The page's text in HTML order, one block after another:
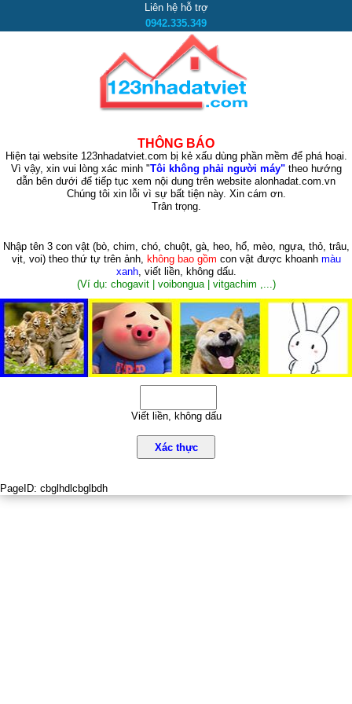
Liên hệ hỗ trợ
0942.335.349
THÔNG BÁO
Hiện tại website 123nhadatviet.com bị kẻ xấu dùng phần mềm để phá hoại.
Vì vậy, xin vui lòng xác minh "Tôi không phải người máy"theo hướng
dẫn bên dưới để tiếp tục xem nội dung trên website alonhadat.com.vn
Chúng tôi xin lỗi vì sự bất tiện này. Xin cám ơn.
Trân trọng.
Nhập tên 3 con vật (bò, chim, chó, chuột, gà, heo, hổ, mèo, ngựa, thỏ, trâu,
vịt, voi)theo thứ tự trên ảnh, không bao gồm con vật được khoanh màu
xanh, viết liền, không dấu.
(Ví dụ: chogavit | voibongua | vitgachim ,...)
Viết liền, không dấu
Xác thực
PageID: cbglhdlcbglbdh